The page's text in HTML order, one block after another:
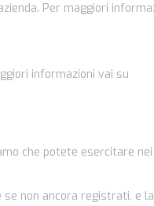
Per maggiori
informazioni vai su
che potete esercitare
non ancora registrati, e